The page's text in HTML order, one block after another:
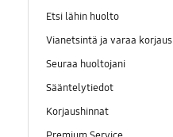
Etsi lähin huolto
Vianetsintä ja varaa korjaus
Seuraa huoltojani
Sääntelytiedot
Korjaushinnat